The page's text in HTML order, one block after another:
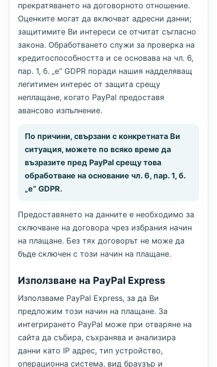
прекратяването на договорното отношение.
Оценките могат да включват адресни данни;
защитимите Ви интереси се отчитат съгласно
закона. Обработването служи за проверка на
кредитоспособността и се основава на чл. 6,
пар. 1, б. „е“ GDPR поради нашия надделяващ
легитимен интерес от защита срещу
неплащане, когато PayPal предоставя
авансово изпълнение.
По причини, свързани с конкретната Ви
ситуация, можете по всяко време да
възразите пред PayPal срещу това
обработване на основание чл. 6, пар. 1, б.
„е“ GDPR.
Предоставянето на данните е необходимо за
сключване на договора чрез избрания начин
на плащане. Без тях договорът не може да
бъде сключен с този начин на плащане.
Използване на PayPal Express
Използваме PayPal Express, за да Ви
предложим този начин на плащане. За
интегрирането PayPal може при отваряне на
сайта да събира, съхранява и анализира
данни като IP адрес, тип устройство,
операционна система, вид браузър и